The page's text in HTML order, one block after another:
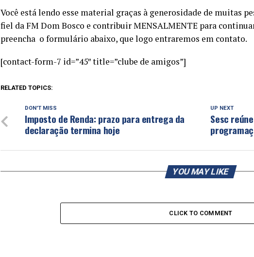
Você está lendo esse material graças à generosidade de muitas
fiel da FM Dom Bosco e contribuir MENSALMENTE para
preencha o formulário abaixo, que logo entraremos em contato.
[contact-form-7 id=”45″ title=”clube de amigos”]
RELATED TOPICS:
UP NEXT
Sesc
DON'T MISS
Imposto de Renda: prazo para entrega da
declaração termina hoje
YOU MAY LIKE
CLICK TO COMMENT